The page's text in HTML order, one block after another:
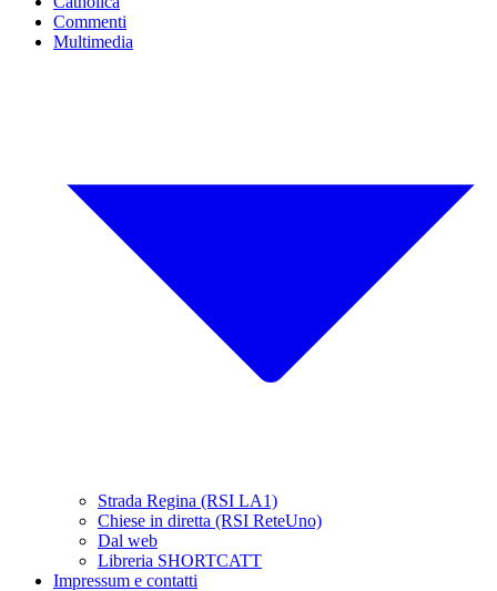
Commenti
Multimedia
Strada Regina (RSI LA1)
Chiese in diretta (RSI ReteUno)
Dal web
Libreria SHORTCATT
Impressum e contatti